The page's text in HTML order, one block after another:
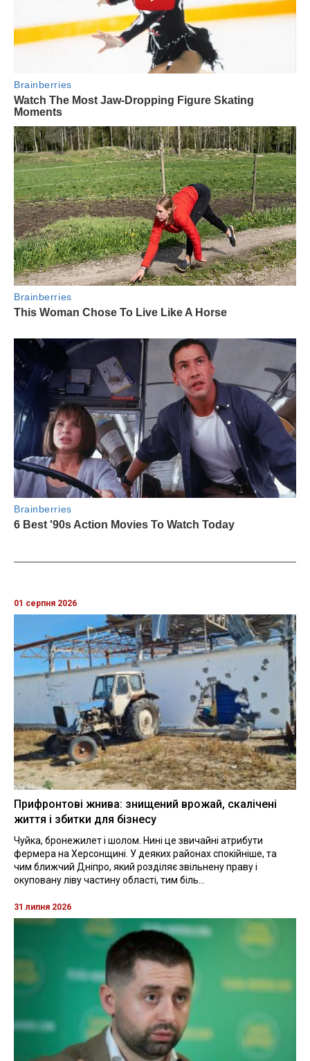
01 серпня 2026
Прифронтові жнива: знищений врожай, скалічені
життя і збитки для бізнесу
Чуйка, бронежилет і шолом. Нині це звичайні атрибути
фермера на Херсонщині. У деяких районах спокійніше, та
чим ближчий Дніпро, який розділяє звільнену праву і
окуповану ліву частину області, тим біль...
31 липня 2026